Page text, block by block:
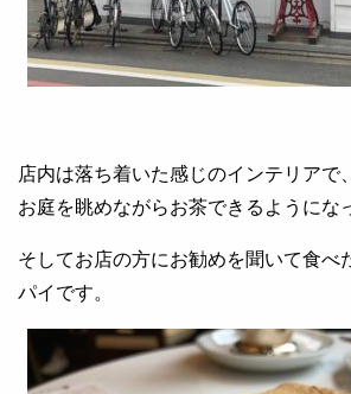
店内は落ち着いた感じのインテリアで、
お庭を眺めながらお茶できるようにな
そしてお店の方にお勧めを聞いて食べ
パイです。